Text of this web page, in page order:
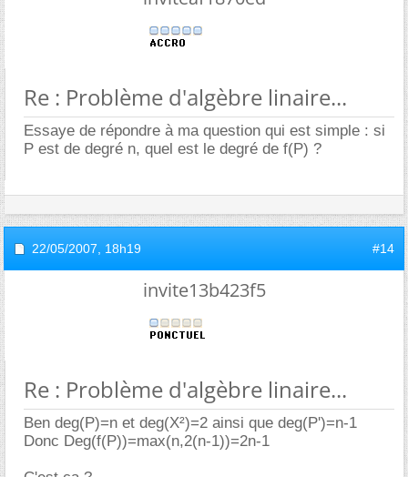
Re : Problème d'algèbre linaire...
Essaye de répondre à ma question qui est simple : si
P est de degré n, quel est le degré de f(P) ?
22/05/2007, 18h19 #14
invite13b423f5
Re : Problème d'algèbre linaire...
Ben deg(P)=n et deg(X²)=2 ainsi que deg(P')=n-1
Donc Deg(f(P))=max(n,2(n-1))=2n-1